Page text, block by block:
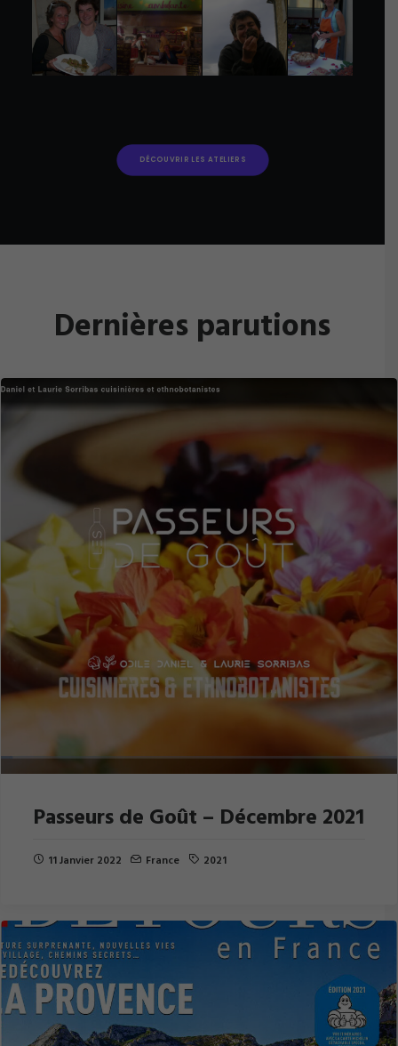
DÉCOUVRIR LES ATELIERS
Dernières parutions
Passeurs de Goût – Décembre 2021
11 Janvier 2022 France 2021